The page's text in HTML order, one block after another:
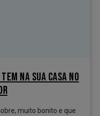
NA SUA CASA NO
muito bonito e que